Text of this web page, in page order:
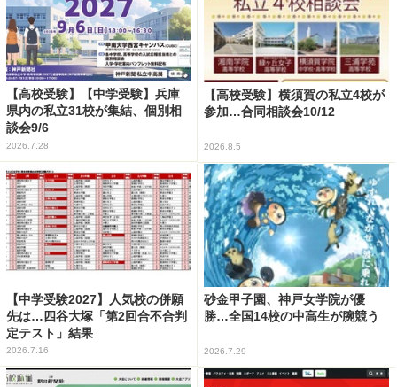
【高校受験】【中学受験】兵庫
県内の私立31校が集結、個別相
談会9/6
2026.7.28
【高校受験】横須賀の私立4校が
参加…合同相談会10/12
2026.8.5
【中学受験2027】人気校の併願
先は…四谷大塚「第2回合不合判
定テスト」結果
2026.7.16
砂金甲子園、神戸女学院が優
勝…全国14校の中高生が腕競う
2026.7.29